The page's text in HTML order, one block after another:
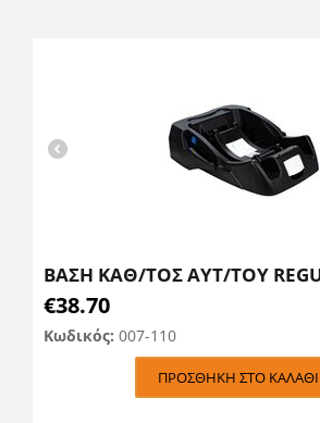
ΒΑΣΗ ΚΑΘ/ΤΟΣ ΑΥΤ/ΤΟΥ
€38.70
Κωδικός: 007-110
ΠΡΟΣΘΉΚΗ ΣΤΟ ΚΑΛΆΘΙ